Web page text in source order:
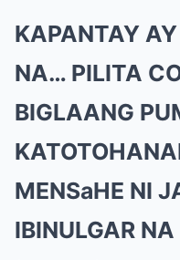
KAPANTAY
NA… PILITA
BIGLAANG
MENSaHE NI
IBINULGAR NA